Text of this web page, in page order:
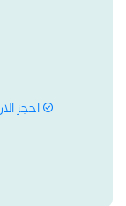
احجز